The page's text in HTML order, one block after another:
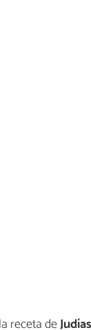
receta de